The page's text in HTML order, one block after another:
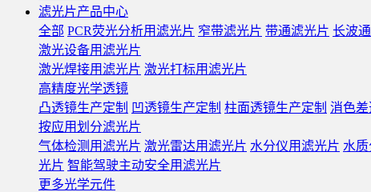
滤光片产品中心
全部 PCR荧光分析用滤光片 窄带滤光片 带通滤光片 长波
激光设备用滤光片
激光焊接用滤光片 激光打标用滤光片
高精度光学透镜
凸透镜生产定制 凹透镜生产定制 柱面透镜生产定制 消色差
按应用划分滤光片
气体检测用滤光片 激光雷达用滤光片 水分仪用滤光片 水
光片 智能驾驶主动安全用滤光片
更多光学元件